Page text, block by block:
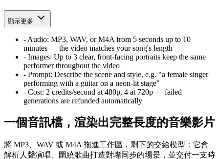
顯示更多
- Audio: MP3, WAV, or M4A from 5 seconds up to 10
minutes — the video matches your song's length
- Images: Up to 3 clear, front-facing portraits keep the same
performer throughout the video
- Prompt: Describe the scene and style, e.g. "a female singer
performing with a guitar on a neon-lit stage"
- Cost: 2 credits/second at 480p, 4 at 720p — failed
generations are refunded automatically
一個音訊檔，渲染出完整長度的音樂影片
將 MP3、WAV 或 M4A 拖進工作區，剩下的交給模型：它會
解析人聲演唱、圍繞歌曲打造對嘴同步的場景，並交付一支時